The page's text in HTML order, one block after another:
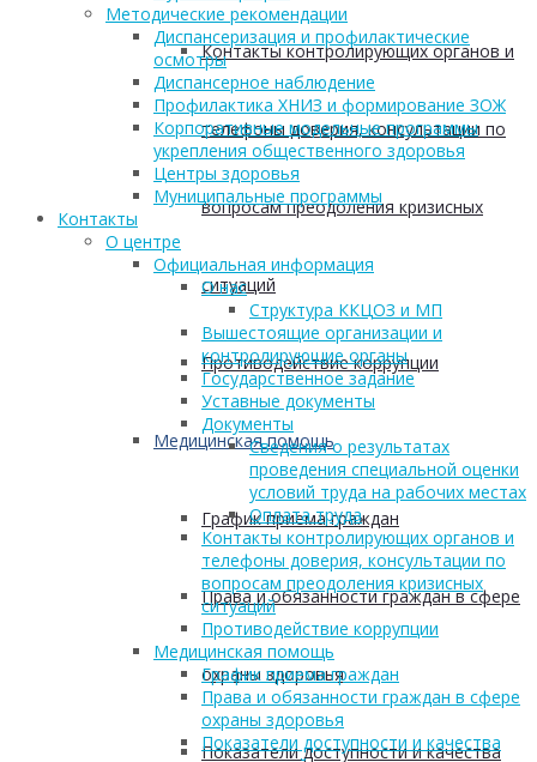
Контакты контролирующих органов и
телефоны доверия, консультации по
вопросам преодоления кризисных
ситуаций
Противодействие коррупции
Медицинская помощь
График приема граждан
Права и обязанности граждан в сфере
охраны здоровья
Показатели доступности и качества
Методические рекомендации
Диспансеризация и профилактические
осмотры
Диспансерное наблюдение
Профилактика ХНИЗ и формирование ЗОЖ
Корпоративные модельные программы
укрепления общественного здоровья
Центры здоровья
Муниципальные программы
Контакты
О центре
Официальная информация
О нас
Структура ККЦОЗ и МП
Вышестоящие организации и
контролирующие органы
Государственное задание
Уставные документы
Документы
Сведения о результатах
проведения специальной оценки
условий труда на рабочих местах
Оплата труда
Контакты контролирующих органов и
телефоны доверия, консультации по
вопросам преодоления кризисных
ситуаций
Противодействие коррупции
Медицинская помощь
График приема граждан
Права и обязанности граждан в сфере
охраны здоровья
Показатели доступности и качества